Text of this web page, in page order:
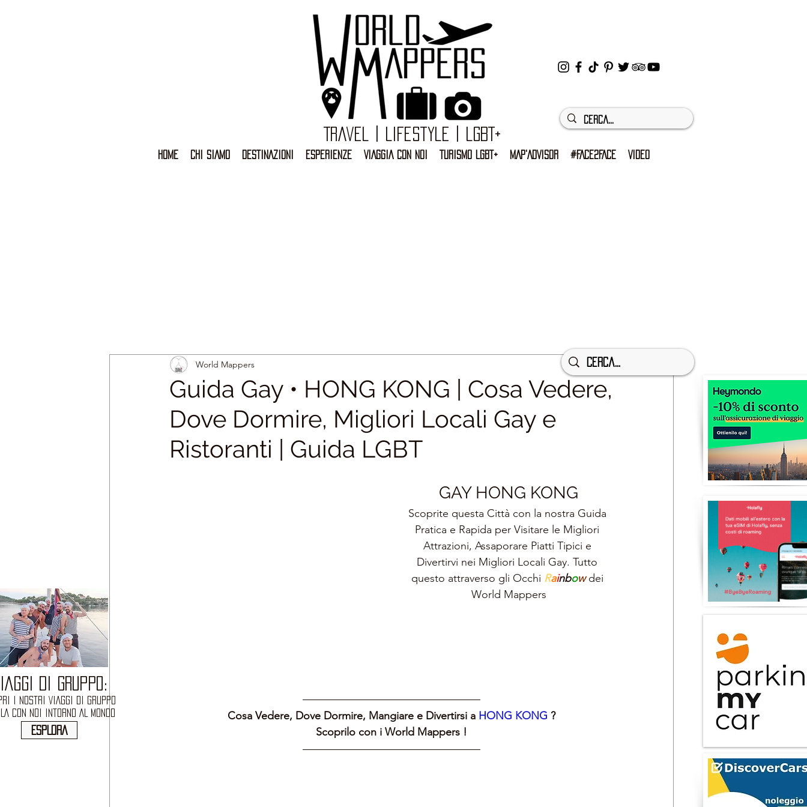
Travel | Lifestyle | LGBT+
HOME CHI SIAMO DESTINAZIONI ESPERIENZE VIAGGIA CON NOI TURISMO LGBT+ MAP'ADVISOR #FACE2FACE VIDEO
Guida Gay • HONG KONG | Cosa Vedere,
Dove Dormire, Migliori Locali Gay e
Ristoranti | Guida LGBT
World Mappers
GAY HONG KONG
Scoprite questa Città con la nostra Guida
Pratica e Rapida per Visitare le Migliori
Attrazioni, Assaporare Piatti Tipici e
Divertirvi nei Migliori Locali Gay. Tutto
questo attraverso gli Occhi Rainbow dei
World Mappers
Cosa Vedere, Dove Dormire, Mangiare e Divertirsi a HONG KONG ?
Scoprilo con i World Mappers !
DI GRUPPO:
I NOSTRI VIAGGI DI GRUPPO
CON NOI INTORNO AL MONDO
ESPLORA